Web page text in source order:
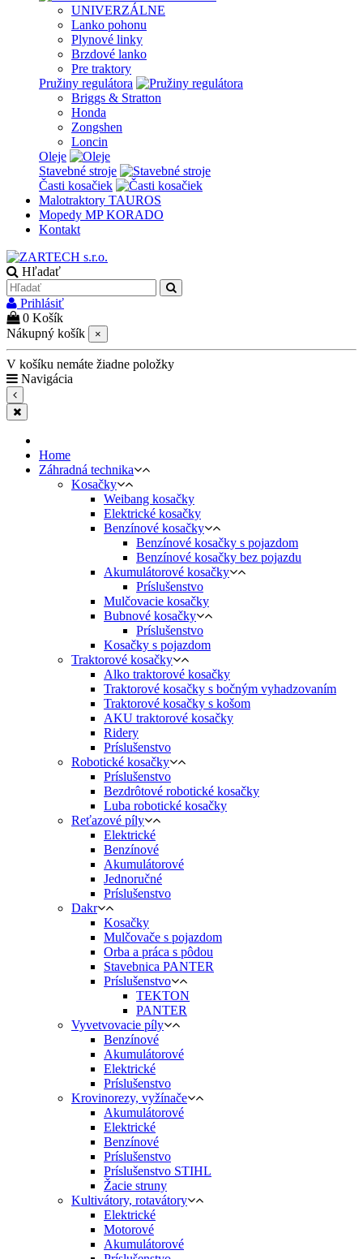
UNIVERZÁLNE
Lanko pohonu
Plynové linky
Brzdové lanko
Pre traktory
Pružiny regulátora
Briggs & Stratton
Honda
Zongshen
Loncin
Oleje
Stavebné stroje
Časti kosačiek
Malotraktory TAUROS
Mopedy MP KORADO
Kontakt
Hľadať
Prihlásiť
0 Košík
Nákupný košík
×
V košíku nemáte žiadne položky
Navigácia
Home
Záhradná technika
Kosačky
Weibang kosačky
Elektrické kosačky
Benzínové kosačky
Benzínové kosačky s pojazdom
Benzínové kosačky bez pojazdu
Akumulátorové kosačky
Príslušenstvo
Mulčovacie kosačky
Bubnové kosačky
Príslušenstvo
Kosačky s pojazdom
Traktorové kosačky
Alko traktorové kosačky
Traktorové kosačky s bočným vyhadzovaním
Traktorové kosačky s košom
AKU traktorové kosačky
Ridery
Príslušenstvo
Robotické kosačky
Príslušenstvo
Bezdrôtové robotické kosačky
Luba robotické kosačky
Reťazové píly
Elektrické
Benzínové
Akumulátorové
Jednoručné
Príslušenstvo
Dakr
Kosačky
Mulčovače s pojazdom
Orba a práca s pôdou
Stavebnica PANTER
Príslušenstvo
TEKTON
PANTER
Vyvetvovacie píly
Benzínové
Akumulátorové
Elektrické
Príslušenstvo
Krovinorezy, vyžínače
Akumulátorové
Elektrické
Benzínové
Príslušenstvo
Príslušenstvo STIHL
Žacie struny
Kultivátory, rotavátory
Elektrické
Motorové
Akumulátorové